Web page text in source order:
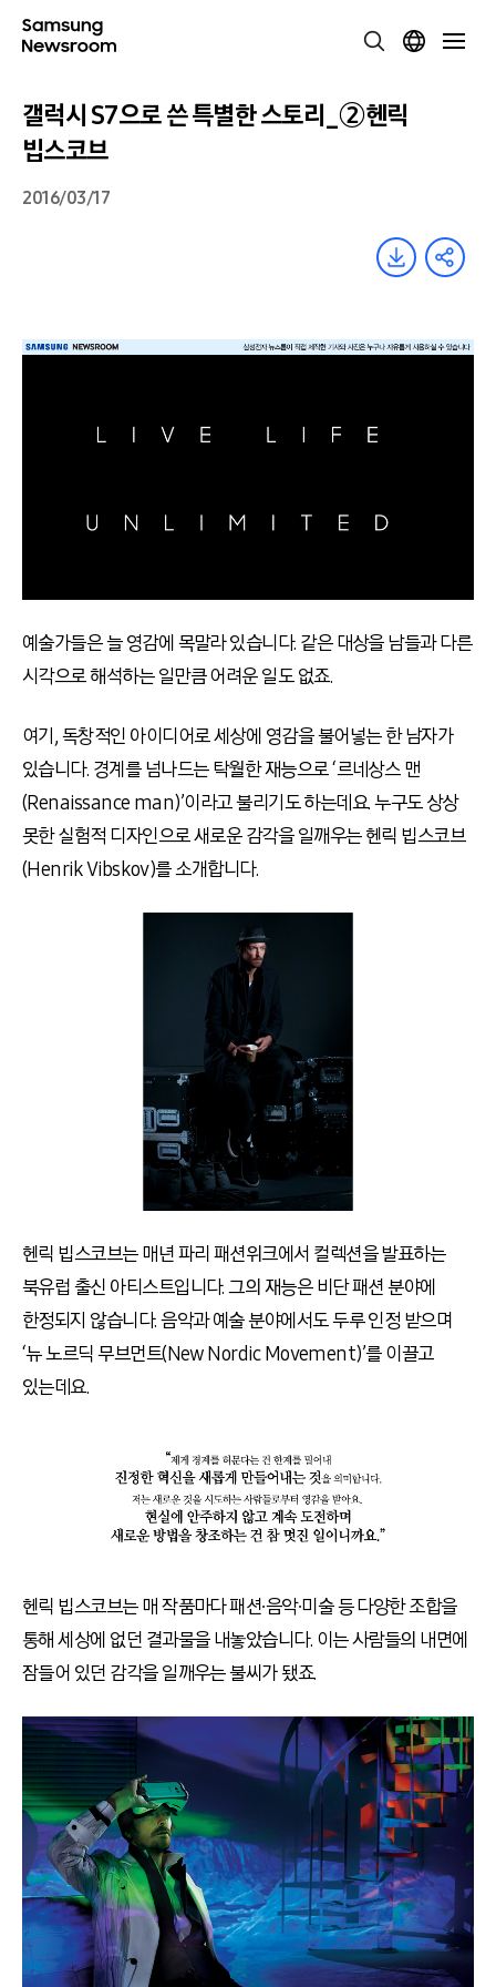
갤럭시 S7으로 쓴 특별한 스토리_②헨릭
빕스코브
2016/03/17
예술가들은 늘 영감에 목말라 있습니다. 같은 대상을 남들과 다른
시각으로 해석하는 일만큼 어려운 일도 없죠.
여기, 독창적인 아이디어로 세상에 영감을 불어넣는 한 남자가
있습니다. 경계를 넘나드는 탁월한 재능으로 ‘르네상스 맨
(Renaissance man)’이라고 불리기도 하는데요. 누구도 상상
못한 실험적 디자인으로 새로운 감각을 일깨우는 헨릭 빕스코브
(Henrik Vibskov)를 소개합니다.
헨릭 빕스코브는 매년 파리 패션위크에서 컬렉션을 발표하는
북유럽 출신 아티스트입니다. 그의 재능은 비단 패션 분야에
한정되지 않습니다. 음악과 예술 분야에서도 두루 인정 받으며
‘뉴 노르딕 무브먼트(New Nordic Movement)’를 이끌고
있는데요.
헨릭 빕스코브는 매 작품마다 패션∙음악∙미술 등 다양한 조합을
통해 세상에 없던 결과물을 내놓았습니다. 이는 사람들의 내면에
잠들어 있던 감각을 일깨우는 불씨가 됐죠.